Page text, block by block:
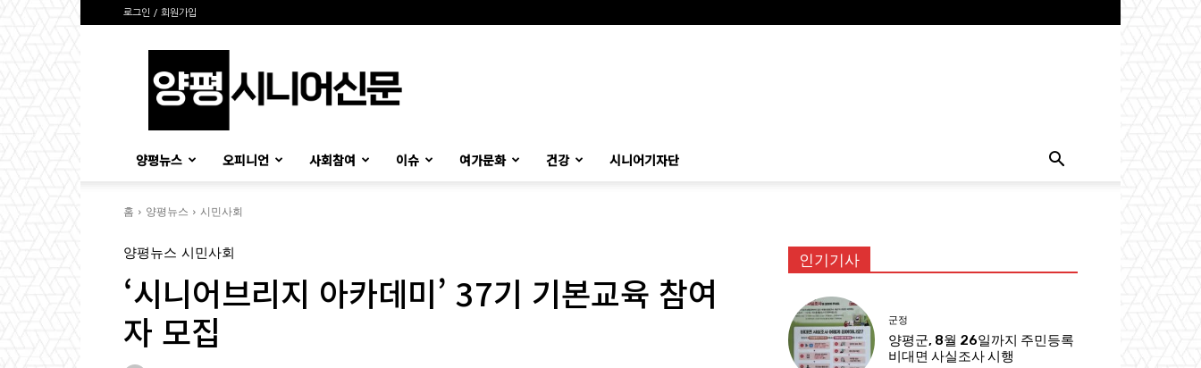
로그인 / 회원가입
시
양평뉴스 오피니언 사회참여 이슈 여가문화 건강 시니어기자단
홈 양평뉴스 시민사회
양평뉴스 시민사회
‘시니어브리지 아카데미’ 37기 기본교육 참여
자 모집
인기기사
군정
양평군, 8월 26일까지 주민등록
비대면 사실조사 시행